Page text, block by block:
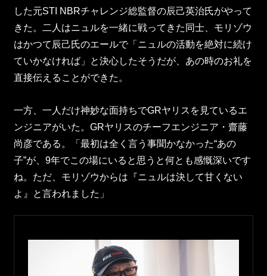
した元STI NBRチャレンジ総監督の辰己英治氏がやって
きた。二人はニュルを一緒に戦ってきた同士、モリゾウ
はかつて辰己氏のエールで「ニュルの活動を絶対に続け
ていかなければ」と決心したそうだが、あの時のお礼を
直接伝えることができた。
一方、一人だけ神妙な面持ちでGRヤリスを見ているエ
ンジニアがいた。GRヤリスのチーフエンジニア・齋藤
尚彦である。「最初は全く言う事聞かなかった“あの
子”が、9年でこの場にいると思うと何とも感慨深いです
ね。ただ、モリゾウからは『ニュルは決して甘くない
よ』と言われました」